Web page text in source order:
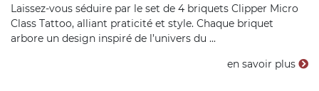
Laissez-vous séduire par le set de 4 briquets Clipper Micro
Class Tattoo, alliant praticité et style. Chaque briquet
arbore un design inspiré de l’univers du ...
en savoir plus